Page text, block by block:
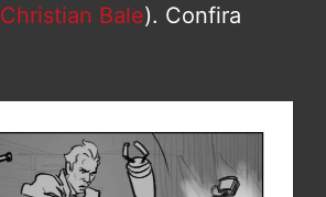
Christian Bale). Confira